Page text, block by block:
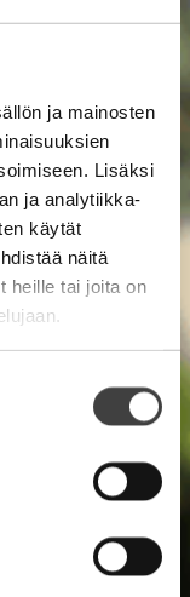
ja mainosten
Lisäksi
ja analytiikka-
käytät
näitä
heille tai joita on